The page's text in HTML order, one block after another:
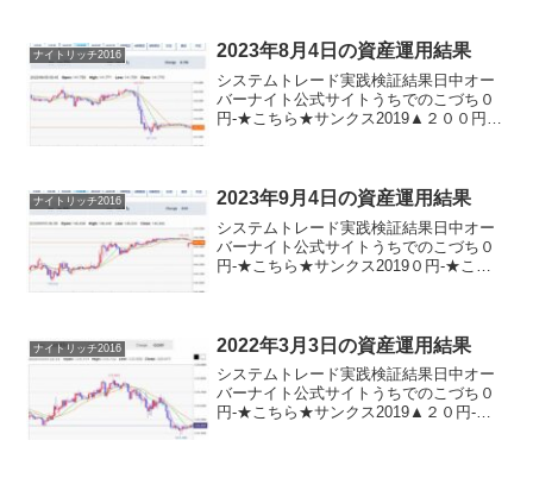
ナイトリッチ2016 2023年8月4日の資産運用結果
システムトレード実践検証結果日中オー
バーナイト公式サイトうちでのこづち０
円-★こちら★サンクス2019▲２００円-
ナイトリッチ2016 2023年9月4日の資産運用結果
システムトレード実践検証結果日中オー
バーナイト公式サイトうちでのこづち０
円-★こちら★サンクス2019０円-★こち
ナイトリッチ2016 2022年3月3日の資産運用結果
システムトレード実践検証結果日中オー
バーナイト公式サイトうちでのこづち０
円-★こちら★サンクス2019▲２０円-★